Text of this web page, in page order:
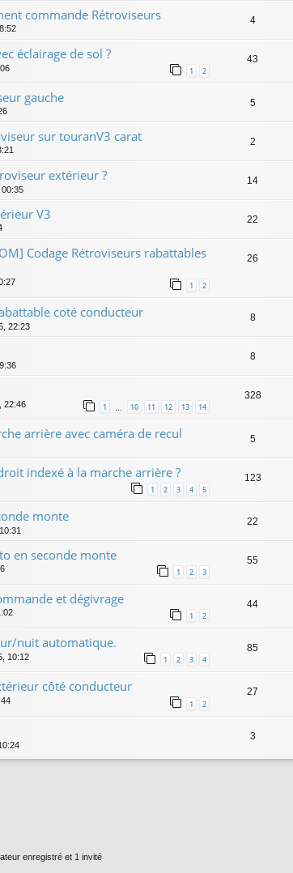
commande Rétroviseurs 4
éclairage de sol ?
1 2
43
gauche 5
sur touranV3 carat 2
extérieur ?
00:35
14
V3 22
Codage Rétroviseurs rabattables
1 2
26
coté conducteur
22:23
8
8
22:46 1 … 10 11 12 13 14
328
arrière avec caméra de recul 5
indexé à la marche arrière ?
1 2 3 4 5
123
monte 22
en seconde monte
1 2 3
55
et dégivrage
1 2
44
nuit automatique.
10:12 1 2 3 4
85
côté conducteur
1 2
27
3
enregistré et 1 invité